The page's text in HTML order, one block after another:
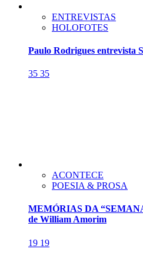
ENTREVISTAS
HOLOFOTES
Paulo Rodrigues entrevista
35 35
ACONTECE
POESIA & PROSA
MEMÓRIAS DA
de William Amorim
19 19